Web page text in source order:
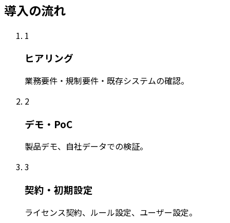
導入の流れ
1
ヒアリング
業務要件・規制要件・既存システムの確認。
2
デモ・PoC
製品デモ、自社データでの検証。
3
契約・初期設定
ライセンス契約、ルール設定、ユーザー設定。